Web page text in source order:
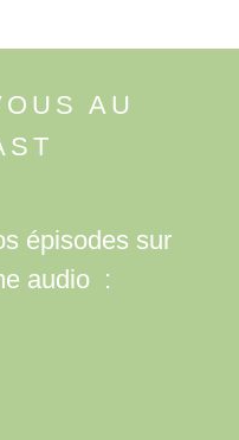
AU
épisodes sur
audio :